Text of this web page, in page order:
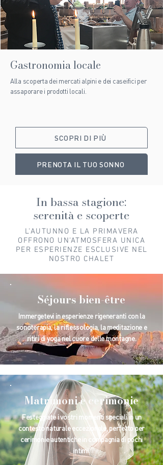
Gastronomia locale
Alla scoperta dei mercati alpini e dei caseifici per
assaporare i prodotti locali.
SCOPRI DI PIÙ
PRENOTA IL TUO SONNO
In bassa stagione:
serenità e scoperte
L'AUTUNNO E LA PRIMAVERA
OFFRONO UN'ATMOSFERA UNICA
PER ESPERIENZE ESCLUSIVE NEL
NOSTRO CHALET
Séjours bien-être
Immergetevi in esperienze rigeneranti con la
sonoterapia, la riflessologia, la meditazione e
ritiri di yoga nel cuore delle montagne.
Matrimoni e cerimonie
Festeggiate i vostri momenti speciali in un
contesto naturale eccezionale, perfetto per
cerimonie autentiche in compagnia di pochi
intimi.